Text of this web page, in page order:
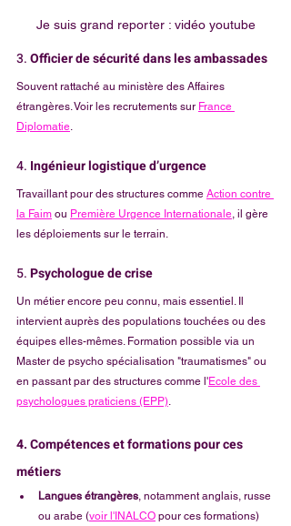
Je suis grand reporter : vidéo youtube
3. Officier de sécurité dans les ambassades
Souvent rattaché au ministère des Affaires
étrangères. Voir les recrutements sur France
Diplomatie.
4. Ingénieur logistique d’urgence
Travaillant pour des structures comme Action contre
la Faim ou Première Urgence Internationale, il gère
les déploiements sur le terrain.
5. Psychologue de crise
Un métier encore peu connu, mais essentiel. Il
intervient auprès des populations touchées ou des
équipes elles-mêmes. Formation possible via un
Master de psycho spécialisation "traumatismes" ou
en passant par des structures comme l'Ecole des
psychologues praticiens (EPP).
4. Compétences et formations pour ces
métiers
Langues étrangères, notamment anglais, russe
ou arabe (voir l'INALCO pour ces formations)